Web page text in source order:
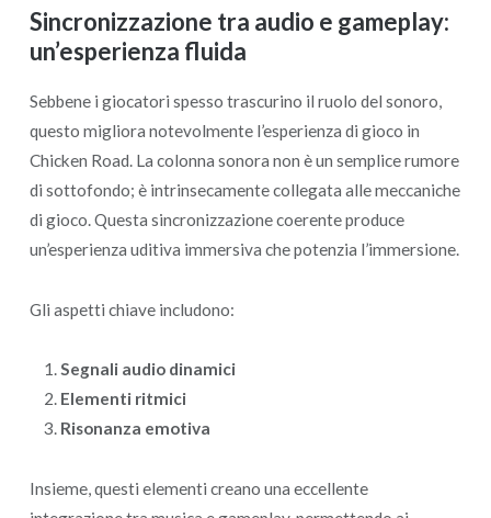
Sincronizzazione tra audio e gameplay:
un’esperienza fluida
Sebbene i giocatori spesso trascurino il ruolo del sonoro,
questo migliora notevolmente l’esperienza di gioco in
Chicken Road. La colonna sonora non è un semplice rumore
di sottofondo; è intrinsecamente collegata alle meccaniche
di gioco. Questa sincronizzazione coerente produce
un’esperienza uditiva immersiva che potenzia l’immersione.
Gli aspetti chiave includono:
Segnali audio dinamici
Elementi ritmici
Risonanza emotiva
Insieme, questi elementi creano una eccellente